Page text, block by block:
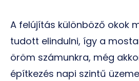
A felújítás különböző okok
tudott elindulni, így a
öröm számunkra, még
építkezés napi szintű